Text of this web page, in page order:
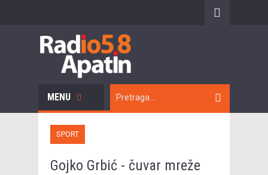
MENU
SPORT
Gojko Grbić - čuvar mreže